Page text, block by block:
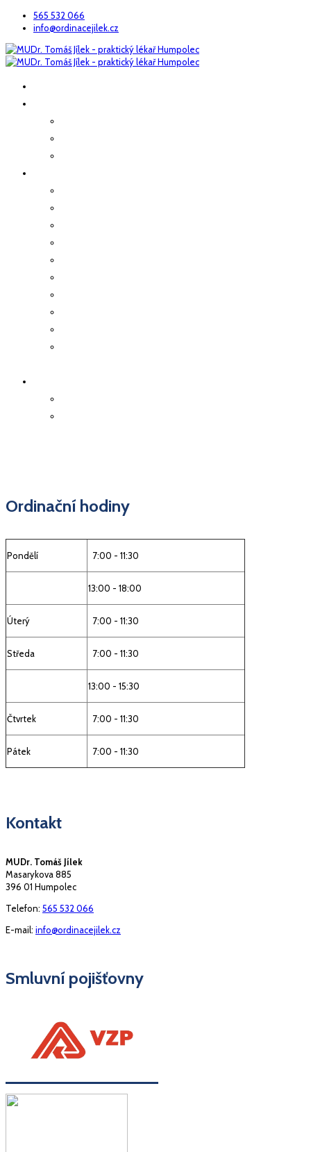
565 532 066
info@ordinacejilek.cz
Ordinační hodiny
Pondělí 7:00 - 11:30
13:00 - 18:00
Úterý 7:00 - 11:30
Středa 7:00 - 11:30
13:00 - 15:30
Čtvrtek 7:00 - 11:30
Pátek 7:00 - 11:30
Kontakt
MUDr. Tomáš Jílek
Masarykova 885
396 01 Humpolec
Telefon: 565 532 066
E-mail: info@ordinacejilek.cz
Smluvní pojišťovny